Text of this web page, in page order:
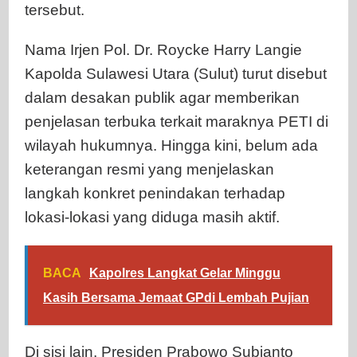
tersebut.
Nama Irjen Pol. Dr. Roycke Harry Langie
Kapolda Sulawesi Utara (Sulut) turut disebut
dalam desakan publik agar memberikan
penjelasan terbuka terkait maraknya PETI di
wilayah hukumnya. Hingga kini, belum ada
keterangan resmi yang menjelaskan
langkah konkret penindakan terhadap
lokasi-lokasi yang diduga masih aktif.
BACA
Kapolres Langkat Gelar Minggu
Kasih Bersama Jemaat GPdi Lembah Pujian
Di sisi lain, Presiden Prabowo Subianto